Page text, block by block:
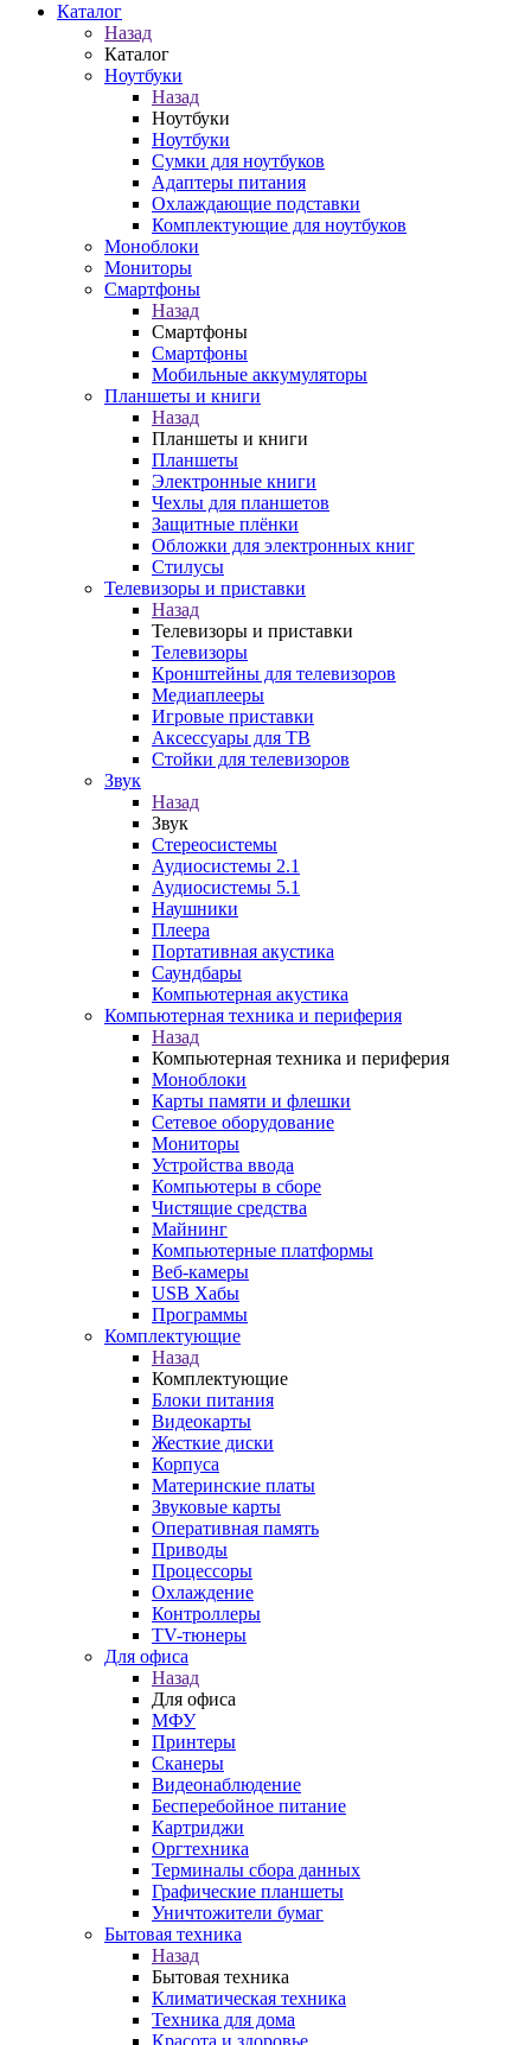
Каталог
Назад
Каталог
Ноутбуки
Назад
Ноутбуки
Ноутбуки
Сумки для ноутбуков
Адаптеры питания
Охлаждающие подставки
Комплектующие для ноутбуков
Моноблоки
Мониторы
Смартфоны
Назад
Смартфоны
Смартфоны
Мобильные аккумуляторы
Планшеты и книги
Назад
Планшеты и книги
Планшеты
Электронные книги
Чехлы для планшетов
Защитные плёнки
Обложки для электронных книг
Стилусы
Телевизоры и приставки
Назад
Телевизоры и приставки
Телевизоры
Кронштейны для телевизоров
Медиаплееры
Игровые приставки
Аксессуары для ТВ
Стойки для телевизоров
Звук
Назад
Звук
Стереосистемы
Аудиосистемы 2.1
Аудиосистемы 5.1
Наушники
Плеера
Портативная акустика
Саундбары
Компьютерная акустика
Компьютерная техника и периферия
Назад
Компьютерная техника и периферия
Моноблоки
Карты памяти и флешки
Сетевое оборудование
Мониторы
Устройства ввода
Компьютеры в сборе
Чистящие средства
Майнинг
Компьютерные платформы
Веб-камеры
USB Хабы
Программы
Комплектующие
Назад
Комплектующие
Блоки питания
Видеокарты
Жесткие диски
Корпуса
Материнские платы
Звуковые карты
Оперативная память
Приводы
Процессоры
Охлаждение
Контроллеры
TV-тюнеры
Для офиса
Назад
Для офиса
МФУ
Принтеры
Сканеры
Видеонаблюдение
Бесперебойное питание
Картриджи
Оргтехника
Терминалы сбора данных
Графические планшеты
Уничтожители бумаг
Бытовая техника
Назад
Бытовая техника
Климатическая техника
Техника для дома
Красота и здоровье